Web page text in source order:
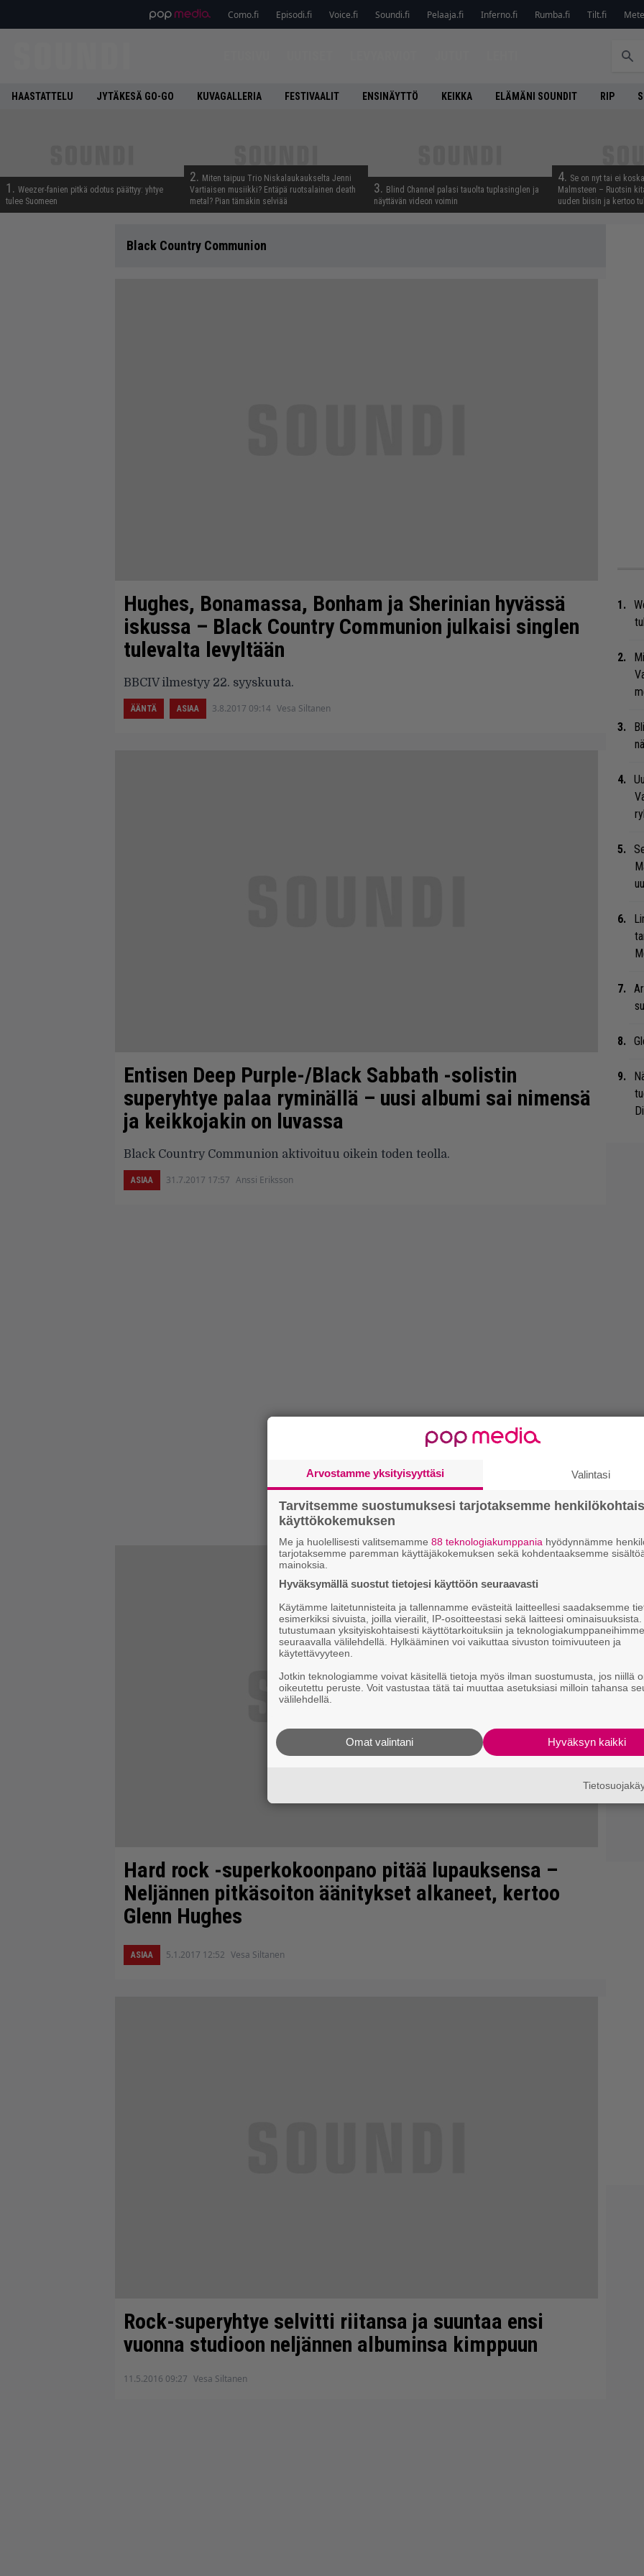
Como.fi Episodi.fi Voice.fi Soundi.fi Pelaaja.fi Inferno.fi Rumba.fi Tilt.fi
HAASTATTELU JYTÄKESÄ GO-GO KUVAGALLERIA FESTIVAALIT ENSINÄYTTÖ KEIKKA ELÄMÄNI SOUNDIT RIP
1. Weezer-fanien pitkä odotus päättyy: yhtye
tulee Suomeen
2. Miten taipuu Trio Niskalaukaukselta Jenni
Vartiaisen musiikki? Entäpä ruotsalainen death
metal? Pian tämäkin selviää
3. Blind Channel palasi tauolta tuplasinglen ja
näyttävän videon voimin
4. Se on nyt tai ei
Malmsteen – Ruotsin
uuden biisin ja kertoo
Black Country Communion
Hughes, Bonamassa, Bonham ja Sherinian hyvässä
iskussa – Black Country Communion julkaisi singlen
tulevalta levyltään
BBCIV ilmestyy 22. syyskuuta.
ÄÄNTÄ ASIAA 3.8.2017 09:14 Vesa Siltanen
Entisen Deep Purple-/Black Sabbath -solistin
superyhtye palaa ryminällä – uusi albumi sai nimensä
ja keikkojakin on luvassa
Black Country Communion aktivoituu oikein toden teolla.
ASIAA 31.7.2017 17:57 Anssi Eriksson
Hard rock -superkokoonpano pitää lupauksensa –
Neljännen pitkäsoiton äänitykset alkaneet, kertoo
Glenn Hughes
ASIAA 5.1.2017 12:52 Vesa Siltanen
Rock-superyhtye selvitti riitansa ja suuntaa ensi
vuonna studioon neljännen albuminsa kimppuun
11.5.2016 09:27 Vesa Siltanen
Arvostamme yksityisyyttäsi Valintasi
Tarvitsemme suostumuksesi tarjotaksemme
käyttökokemuksen
Me ja huolellisesti valitsemamme 88 teknologiakumppania hyödynnämme
tarjotaksemme paremman käyttäjäkokemuksen sekä kohdentaaksemme
mainoksia.
Hyväksymällä suostut tietojesi käyttöön seuraavasti
Käytämme laitetunnisteita ja tallennamme evästeitä laitteellesi saadaksemme
esimerkiksi sivuista, joilla vierailit, IP-osoitteestasi sekä laitteesi
tutustumaan yksityiskohtaisesti käyttötarkoituksiin ja teknologiakumppaneihimme
seuraavalla välilehdellä. Hylkääminen voi vaikuttaa sivuston toimivuuteen ja
käytettävyyteen.
Jotkin teknologiamme voivat käsitellä tietoja myös ilman suostumusta, jos niillä
oikeutettu peruste. Voit vastustaa tätä tai muuttaa asetuksiasi milloin tahansa
välilehdellä.
Hyväksyn kaikki
Omat valintani